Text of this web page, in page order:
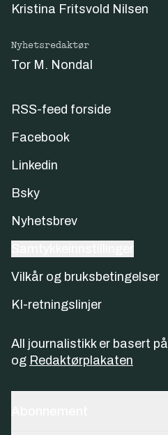
Kristina Fritsvold Nilsen
Nyhetsredaktør
Tor M. Nondal
RSS-feed forside
Facebook
Linkedin
Bsky
Nyhetsbrev
Vilkår og bruksbetingelser
KI-retningslinjer
All journalistikk er basert på
og Redaktørplakaten